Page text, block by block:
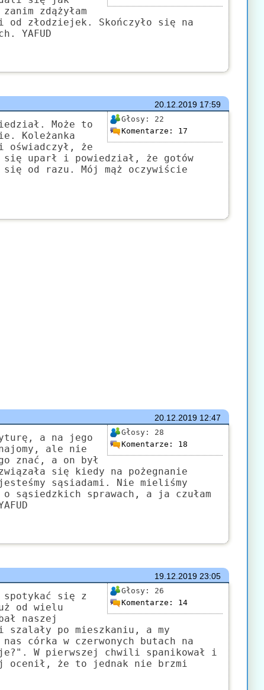
zdążyłam
od złodziejek. Skończyło się na
YAFUD
20.12.201917:59
Głosy: 22
Komentarze: 17
Może to
Koleżanka
oświadczył, że
uparł i powiedział, że gotów
od razu. Mój mąż oczywiście
20.12.201912:47
Głosy: 28
Komentarze: 18
a na jego
ale nie
znać, a on był
się kiedy na pożegnanie
sąsiadami. Nie mieliśmy
sąsiedzkich sprawach, a ja czułam
19.12.201923:05
Głosy: 26
Komentarze: 14
się z
od wielu
naszej
po mieszkaniu, a my
córka w czerwonych butach na
W pierwszej chwili spanikował i
ocenił, że to jednak nie brzmi